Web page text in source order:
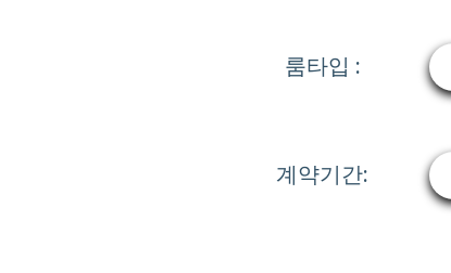
룸타입 :
계약기간: